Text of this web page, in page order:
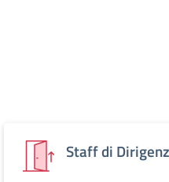
Staff di